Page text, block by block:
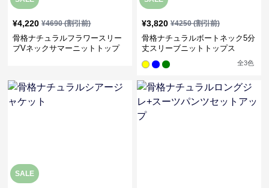
¥4,220 ¥4690(割引前)
骨格ナチュラルフラワースリー
ブVネックサマーニットトップ
¥3,820 ¥4250(割引前)
骨格ナチュラルボートネック5分
丈スリーブニットトップス
全3色
SALE